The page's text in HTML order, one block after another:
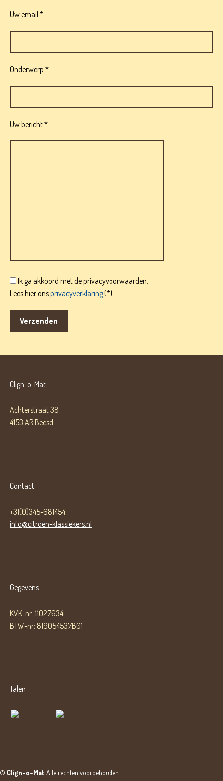
Uw email *
Onderwerp *
Uw bericht *
Ik ga akkoord met de privacyvoorwaarden.
Lees hier onsprivacyverklaring(*)
Clign-o-Mat
Achterstraat 38
4153 AR Beesd
Contact
+31(0)345-681454
info@citroen-klassiekers.nl
Gegevens
KVK-nr: 11027634
BTW-nr: 819054537B01
Talen
© Clign-o-Mat Alle rechten voorbehouden.